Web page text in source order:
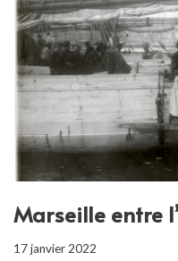
Marseille entre
17 janvier 2022